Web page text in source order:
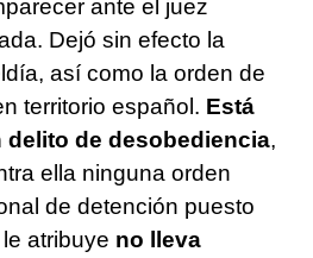
ante el juez
Dejó sin efecto la
así como la orden de
territorio español. Está
de desobediencia,
ella ninguna orden
de detención puesto
atribuye no lleva